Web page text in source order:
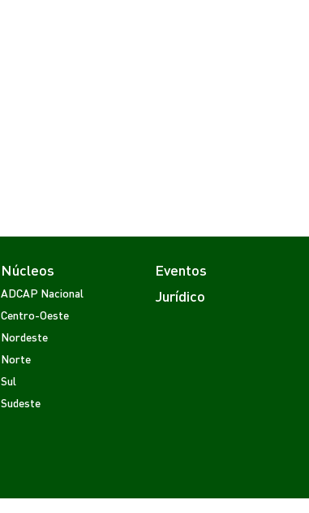
Núcleos
ADCAP Nacional
Centro-Oeste
Nordeste
Norte
Sul
Sudeste
Eventos
Jurídico